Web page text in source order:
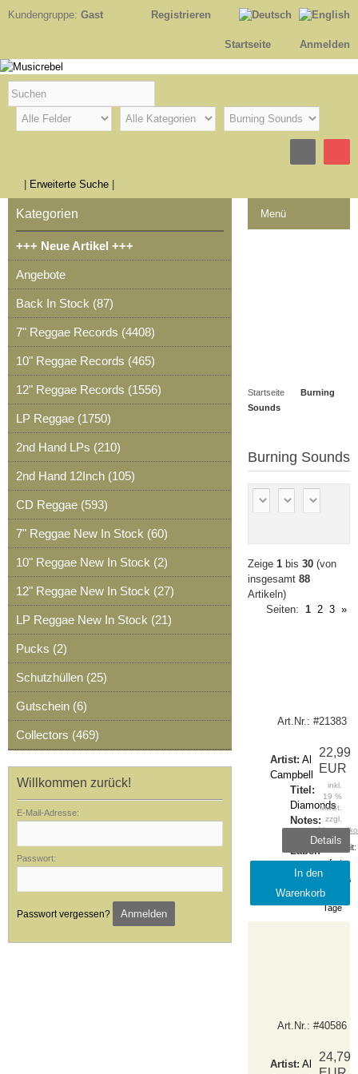
Kundengruppe: Gast Registrieren
Anmelden
Startseite
Erweiterte Suche
Menü
Startseite
Burning
Sounds
Burning Sounds
Zeige 1 bis 30 (von
insgesamt 88
Artikeln)
Seiten: 1 2 3 »
Art.Nr.: #21383
Artist: Al
Campbell
Titel:
Diamonds
Notes:
BSRLP947
Label:
Burning
22,99
EUR
inkl.
19 %
MwSt.
zzgl.
Lieferzeit:
sofort
lieferbar,
Tage
Details
In den
Warenkorb
Art.Nr.: #40586
Artist: Al
24,79
Kategorien
+++ Neue Artikel +++
Angebote
Back In Stock (87)
7" Reggae Records (4408)
10" Reggae Records (465)
12" Reggae Records (1556)
LP Reggae (1750)
2nd Hand LPs (210)
2nd Hand 12Inch (105)
CD Reggae (593)
7" Reggae New In Stock (60)
10" Reggae New In Stock (2)
12" Reggae New In Stock (27)
LP Reggae New In Stock (21)
Pucks (2)
Schutzhüllen (25)
Gutschein (6)
Collectors (469)
Willkommen zurück!
E-Mail-Adresse:
Passwort:
Passwort vergessen? Anmelden